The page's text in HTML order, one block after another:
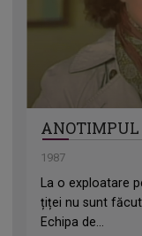
ANOTIMPUL
1987
La o exploatare
țiței nu sunt
Echipa de...